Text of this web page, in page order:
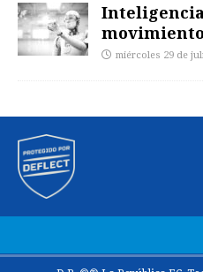
miércoles 29 de